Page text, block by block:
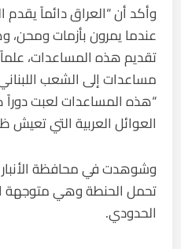
وأكد أن “العراق دائماً
عندما يمرون بأزمات ومحن،
تقديم هذه المساعدات،
مساعدات إلى الشعب
“هذه المساعدات لعبت دوراً
العوائل العربية التي تعيش
وشوهدت في محافظة
تحمل الحنطة وهي متوجهة
الحدودي.